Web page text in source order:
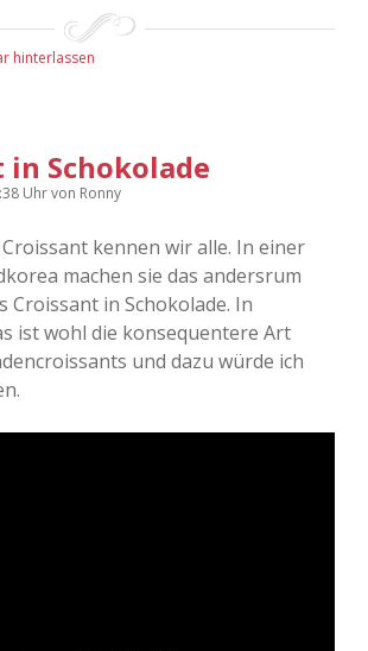
Adventskalender 2023
hinterlassen
in Schokolade
Uhrvon Ronny
kennen wir alle. In einer
machen sie das andersrum
Croissant in Schokolade. In
ist wohl die konsequentere Art
und dazu würde ich